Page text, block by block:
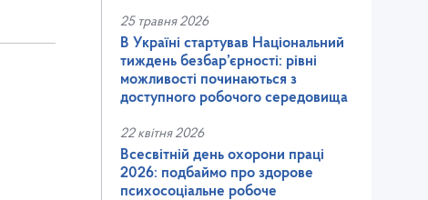
25 травня 2026
В Україні стартував Національний
тиждень безбар’єрності: рівні
можливості починаються з
доступного робочого середовища
22 квітня 2026
Всесвітній день охорони праці
2026: подбаймо про здорове
психосоціальне робоче